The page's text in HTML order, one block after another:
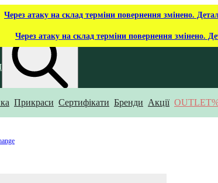
Через атаку на склад терміни повернення змінено.
Через атаку на склад терміни повернення змінено.
Що ти шукаєш?
Прикраси Сертифікати Бренди Акції